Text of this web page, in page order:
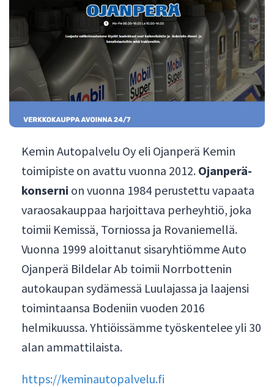
Kemin Autopalvelu Oy eli Ojanperä Kemin
toimipiste on avattu vuonna 2012. Ojanperä-
konserni on vuonna 1984 perustettu vapaata
varaosakauppaa harjoittava perheyhtiö, joka
toimii Kemissä, Torniossa ja Rovaniemellä.
Vuonna 1999 aloittanut sisaryhtiömme Auto
Ojanperä Bildelar Ab toimii Norrbottenin
autokaupan sydämessä Luulajassa ja laajensi
toimintaansa Bodeniin vuoden 2016
helmikuussa. Yhtiöissämme työskentelee yli 30
alan ammattilaista.
https://keminautopalvelu.fi